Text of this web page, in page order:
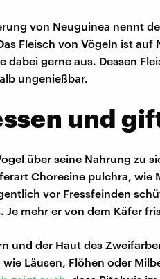
von Neuguinea nennt
Fleisch von Vögeln ist auf
dabei gerne aus. Dessen
ungenießbar.
und
über seine Nahrung zu
Choresine pulchra, wie
vor Fressfeinden
Je mehr er von dem Käfer
und der Haut des
Läusen, Flöhen oder